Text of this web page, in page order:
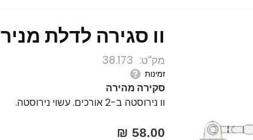
וו סגירה לדלת
מק”ט 38.173
זמינות
סקירה מהירה
וו נירוסטה ב-2 אורכים. עשוי נירוסטה.
58.00 ₪